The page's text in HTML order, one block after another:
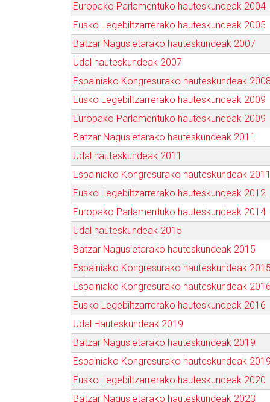
Europako Parlamentuko hauteskundeak 2004
Eusko Legebiltzarrerako hauteskundeak 2005
Batzar Nagusietarako hauteskundeak 2007
Udal hauteskundeak 2007
Espainiako Kongresurako hauteskundeak 2008
Eusko Legebiltzarrerako hauteskundeak 2009
Europako Parlamentuko hauteskundeak 2009
Batzar Nagusietarako hauteskundeak 2011
Udal hauteskundeak 2011
Espainiako Kongresurako hauteskundeak 2011
Eusko Legebiltzarrerako hauteskundeak 2012
Europako Parlamentuko hauteskundeak 2014
Udal hauteskundeak 2015
Batzar Nagusietarako hauteskundeak 2015
Espainiako Kongresurako hauteskundeak 2015
Espainiako Kongresurako hauteskundeak 2016
Eusko Legebiltzarrerako hauteskundeak 2016
Udal Hauteskundeak 2019
Batzar Nagusietarako hauteskundeak 2019
Espainiako Kongresurako hauteskundeak 2019
Eusko Legebiltzarrerako hauteskundeak 2020
Batzar Nagusietarako hauteskundeak 2023